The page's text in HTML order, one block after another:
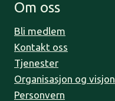
Om oss
Bli medlem
Kontakt oss
Tjenester
Organisasjon og visjon
Personvern